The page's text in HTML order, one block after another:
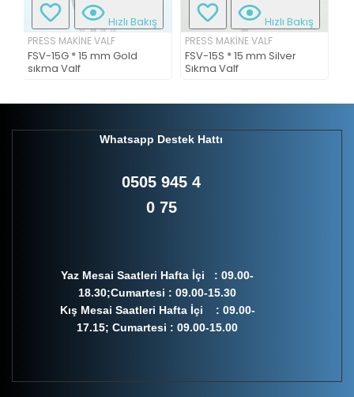
Hızlı Bakış
PRESS MAKİNE VALF
FSV-15G * 15 mm Gold
sıkma Valf
Hızlı Bakış
PRESS MAKİNE VALF
FSV-15S * 15 mm Silver
Sıkma Valf
Whatsapp Destek Hattı
0505 945 4
0 75
Yaz Mesai Saatleri Hafta İçi : 09.00-
18.30;Cumartesi : 09.00-15.30
Kış Mesai Saatleri Hafta İçi : 09.00-
17.15; Cumartesi : 09.00-15.00